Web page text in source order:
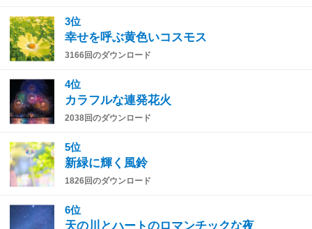
3位
幸せを呼ぶ黄色いコスモス
3166回のダウンロード
4位
カラフルな連発花火
2038回のダウンロード
5位
新緑に輝く風鈴
1826回のダウンロード
6位
天の川とハートのロマンチックな夜